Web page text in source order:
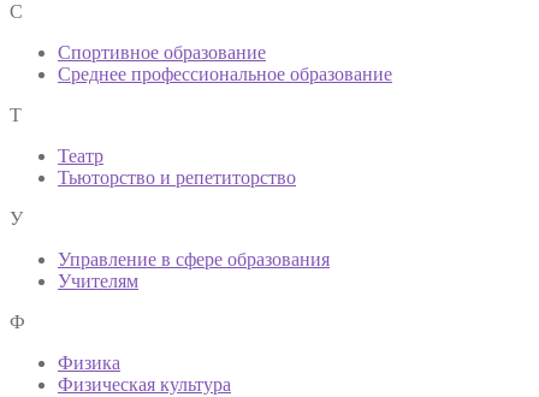
С
Спортивное образование
Среднее профессиональное образование
Т
Театр
Тьюторство и репетиторство
У
Управление в сфере образования
Учителям
Ф
Физика
Физическая культура